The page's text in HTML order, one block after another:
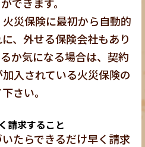
災保険に最初から自動的
、外せる保険会社もあり
か気になる場合は、契約
入されている火災保険の
さい。
請求すること
たらできるだけ早く請求